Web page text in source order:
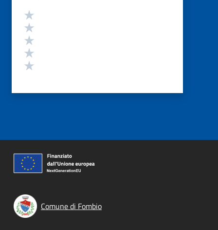
Valutazione
Comune di Fombio